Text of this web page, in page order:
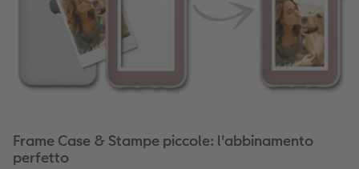
Frame Case & Stampe piccole: l'abbinamento
perfetto